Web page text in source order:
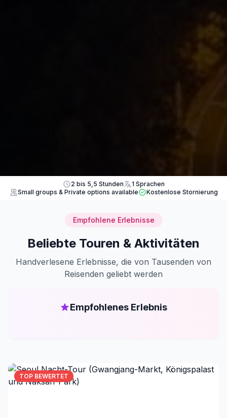
2 bis 5,5 Stunden
1 Sprachen
Small groups & Private options available
Kostenlose Stornierung
Empfohlene Erlebnisse
Beliebte Touren & Aktivitäten
Handverlesene Erlebnisse, die von Tausenden von
Reisenden geliebt werden
Empfohlenes Erlebnis
TOP BEWERTET